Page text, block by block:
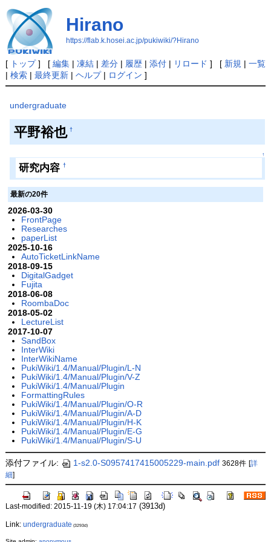
Hirano
https://flab.k.hosei.ac.jp/pukiwiki/?Hirano
[ トップ] [ 編集| 凍結| 差分| 履歴| 添付| リロード ] [ 新規 | 一覧
| 検索| 最終更新| ヘルプ| ログイン ]
undergraduate
平野裕也 †
↑
研究内容 †
最新の20件
2026-03-30
FrontPage
Researches
paperList
2025-10-16
AutoTicketLinkName
2018-09-15
DigitalGadget
Fujita
2018-06-08
RoombaDoc
2018-05-02
LectureList
2017-10-07
SandBox
InterWiki
InterWikiName
PukiWiki/1.4/Manual/Plugin/L-N
PukiWiki/1.4/Manual/Plugin/V-Z
PukiWiki/1.4/Manual/Plugin
FormattingRules
PukiWiki/1.4/Manual/Plugin/O-R
PukiWiki/1.4/Manual/Plugin/A-D
PukiWiki/1.4/Manual/Plugin/H-K
PukiWiki/1.4/Manual/Plugin/E-G
PukiWiki/1.4/Manual/Plugin/S-U
添付ファイル: 1-s2.0-S0957417415005229-main.pdf 3628件 [詳
細]
Last-modified: 2015-11-19 (木) 17:04:17 (3913d)
Link: undergraduate (3293d)